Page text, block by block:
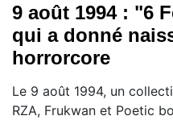
9 août 1994 : "6
qui a donné
horrorcore
Le 9 août 1994, un
RZA, Frukwan et Poetic